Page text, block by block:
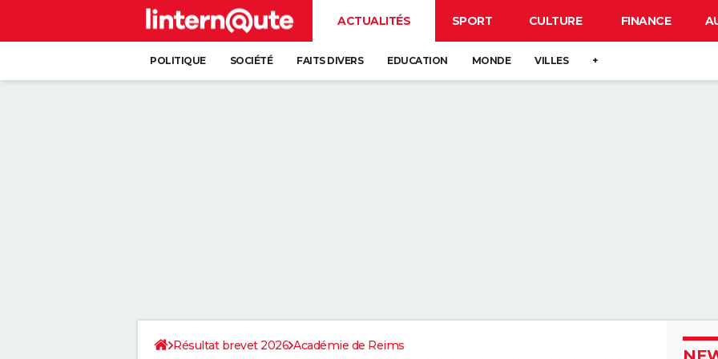
ACTUALITÉS SPORT CULTURE FINANCE
POLITIQUE SOCIÉTÉ FAITS DIVERS EDUCATION MONDE VILLES +
Résultat brevet 2026 Académie de Reims